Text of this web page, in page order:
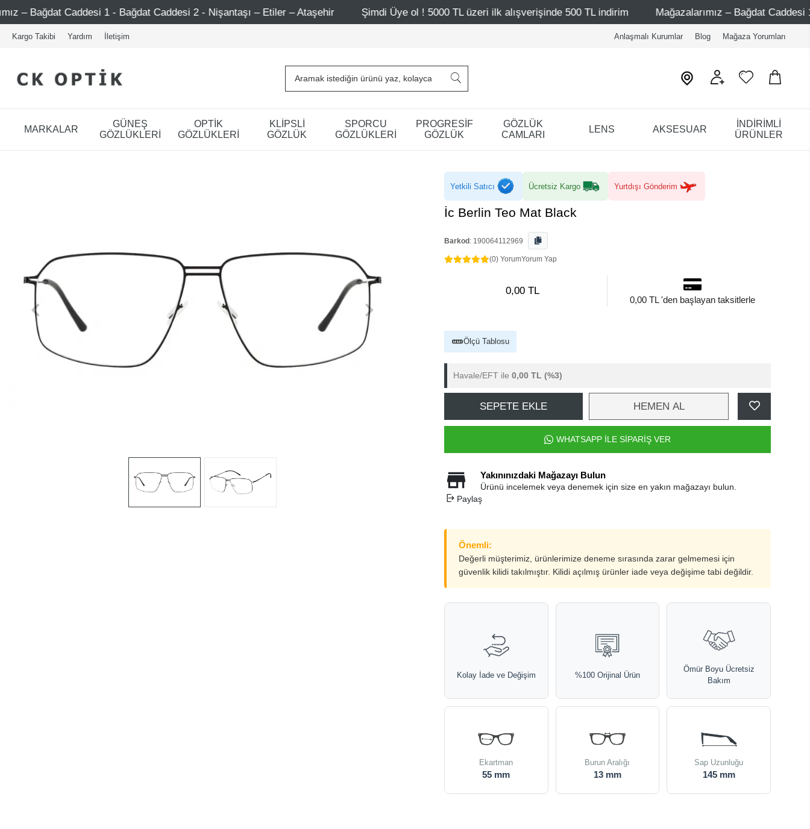
1 - Bağdat Caddesi 2 - Nişantaşı – Etiler – Ataşehir Şimdi Üye ol ! 5000 TL üzeri ilk alışverişinde 500 TL indirim Mağazalarımız – Bağdat Caddesi 1 - Bağdat
Kargo Takibi Yardım İletişim Anlaşmalı Kurumlar Blog Mağaza Yorumları
MARKALAR
GÜNEŞ
GÖZLÜKLERİ
OPTİK
GÖZLÜKLERİ
KLİPSLİ
GÖZLÜK
SPORCU
GÖZLÜKLERİ
PROGRESİF
GÖZLÜK
GÖZLÜK
CAMLARI
LENS AKSESUAR
İNDİRİMLİ
ÜRÜNLER
Yetkili Satıcı Ücretsiz Kargo Yurtdışı Gönderim
İc Berlin Teo Mat Black
Barkod : 190064112969
(0) YorumYorum Yap
0,00 TL
0,00 TL 'den başlayan taksitlerle
Ölçü Tablosu
Havale/EFT ile 0,00 TL (%3)
SEPETE EKLE HEMEN AL
WHATSAPP İLE SİPARİŞ VER
Yakınınızdaki Mağazayı Bulun
Ürünü incelemek veya denemek için size en yakın mağazayı bulun.
Paylaş
Önemli:
Değerli müşterimiz, ürünlerimize deneme sırasında zarar gelmemesi için
güvenlik kilidi takılmıştır. Kilidi açılmış ürünler iade veya değişime tabi değildir.
Kolay İade ve Değişim %100 Orijinal Ürün
Ömür Boyu Ücretsiz
Bakım
Ekartman
55 mm
Burun Aralığı
13 mm
Sap Uzunluğu
145 mm